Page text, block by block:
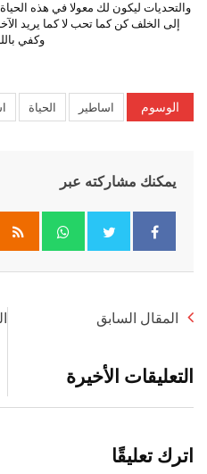
والتحديات ليكون لك معولا في هذه
إلى الخلف كن كما تحب لا كما يريد
وكفي
الوسوم اساطير الحياة
يمكنك مشاركته عبر
Whatsapp
المقال السابق
التعليقات الأخيرة
اترك تعليقًا